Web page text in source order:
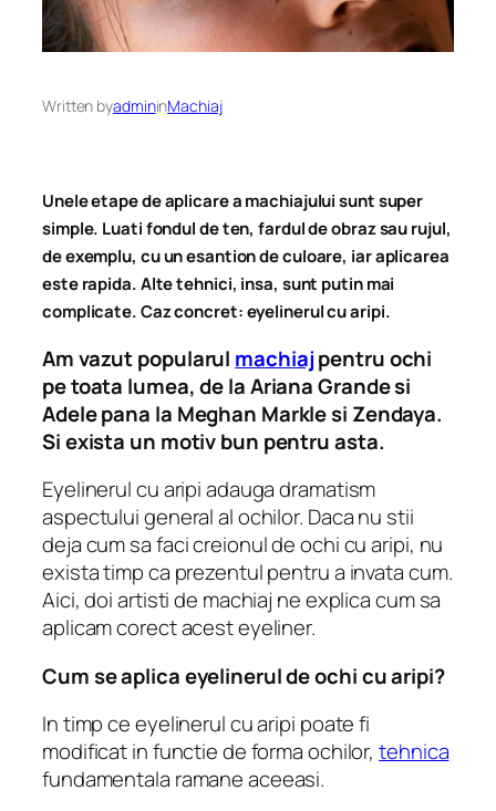
Written byadmininMachiaj
Unele etape de aplicare a machiajului sunt super
simple. Luati fondul de ten, fardul de obraz sau rujul,
de exemplu, cu un esantion de culoare, iar aplicarea
este rapida.Alte tehnici, insa, sunt putin mai
complicate.Caz concret: eyelinerul cu aripi.
Am vazut popularul machiajpentru ochi
pe toata lumea, de la Ariana Grande si
Adele pana la Meghan Markle si Zendaya.
Si exista un motiv bun pentru asta.
Eyelinerul cu aripi adauga dramatism
aspectului general al ochilor. Daca nu stii
deja cum sa faci creionul de ochi cu aripi, nu
exista timp ca prezentul pentru a invata cum.
Aici, doi artisti de machiaj ne explica cum sa
aplicam corect acest eyeliner.
Cum se aplica eyelinerul de ochi cu aripi?
In timp ce eyelinerul cu aripi poate fi
modificat in functie de forma ochilor,tehnica
fundamentala ramane aceeasi.